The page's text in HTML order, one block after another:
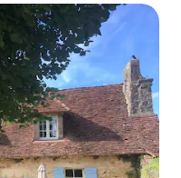
appréciés